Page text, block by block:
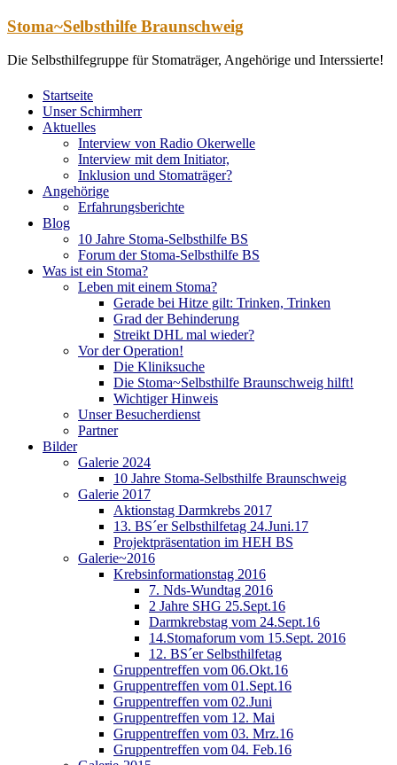
Zum
springen
Stoma~Selbsthilfe Braunschweig
Die Selbsthilfegruppe für Stomaträger, Angehörige und Interssierte!
Startseite
Unser Schirmherr
Aktuelles
Interview von Radio Okerwelle
Interview mit dem Initiator,
Inklusion und Stomaträger?
Angehörige
Erfahrungsberichte
Blog
10 Jahre Stoma-Selbsthilfe BS
Forum der Stoma-Selbsthilfe BS
Was ist ein Stoma?
Leben mit einem Stoma?
Gerade bei Hitze gilt: Trinken, Trinken
Grad der Behinderung
Streikt DHL mal wieder?
Vor der Operation!
Die Kliniksuche
Die Stoma~Selbsthilfe Braunschweig hilft!
Wichtiger Hinweis
Unser Besucherdienst
Partner
Bilder
Galerie 2024
10 Jahre Stoma-Selbsthilfe Braunschweig
Galerie 2017
Aktionstag Darmkrebs 2017
13. BS´er Selbsthilfetag 24.Juni.17
Projektpräsentation im HEH BS
Galerie~2016
Krebsinformationstag 2016
7. Nds-Wundtag 2016
2 Jahre SHG 25.Sept.16
Darmkrebstag vom 24.Sept.16
14.Stomaforum vom 15.Sept. 2016
12. BS´er Selbsthilfetag
Gruppentreffen vom 06.Okt.16
Gruppentreffen vom 01.Sept.16
Gruppentreffen vom 02.Juni
Gruppentreffen vom 12. Mai
Gruppentreffen vom 03. Mrz.16
Gruppentreffen vom 04. Feb.16